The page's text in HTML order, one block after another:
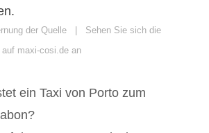
der Quelle | Sehen Sie sich die
maxi-cosi.de an
ein Taxi von Porto zum